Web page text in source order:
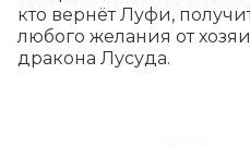
кто вернёт Луфи,
любого желания от
дракона Лусуда.